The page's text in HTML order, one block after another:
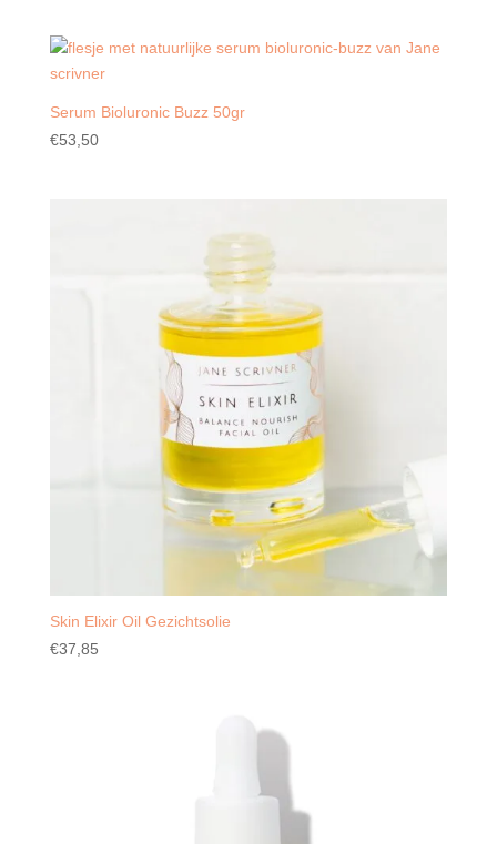
Serum Bioluronic Buzz 50gr
€53,50
Skin Elixir Oil Gezichtsolie
€37,85